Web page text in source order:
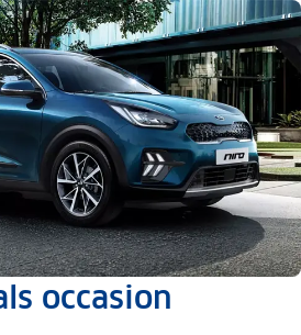
occasion